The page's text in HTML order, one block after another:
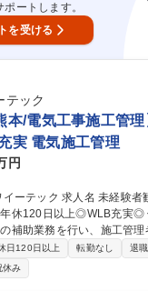
ートします。
を受ける
テック
本/電気工事施工管
実 電気施工管理
円
歓迎【熊本/電気工事施
上◎WLB充実◎ 仕事の内容 ■各種電気
補助業務を行い、施工管
全体の事業の比率は建築3
気同様に建築付帯設備工事 【具体
質の管理、技術者や作業員
日120日以上 転勤なし
退
休み